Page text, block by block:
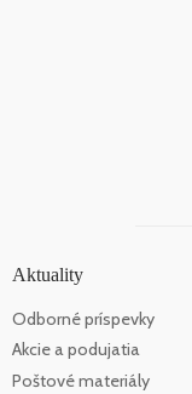
Aktuality
Odborné príspevky
Akcie a podujatia
Poštové materiály